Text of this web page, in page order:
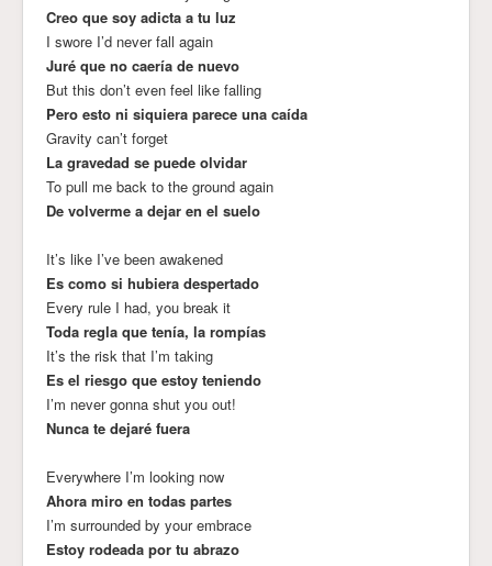
Creo que soy adicta a tu luz
I swore I’d never fall again
Juré que no caería de nuevo
But this don’t even feel like falling
Pero esto ni siquiera parece una caída
Gravity can’t forget
La gravedad se puede olvidar
To pull me back to the ground again
De volverme a dejar en el suelo
It’s like I’ve been awakened
Es como si hubiera despertado
Every rule I had, you break it
Toda regla que tenía, la rompías
It’s the risk that I’m taking
Es el riesgo que estoy teniendo
I’m never gonna shut you out!
Nunca te dejaré fuera
Everywhere I’m looking now
Ahora miro en todas partes
I’m surrounded by your embrace
Estoy rodeada por tu abrazo